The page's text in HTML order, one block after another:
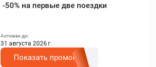
-50% на первые две поездки
Активен до:
31 августа 2026 г.
Показать промокод